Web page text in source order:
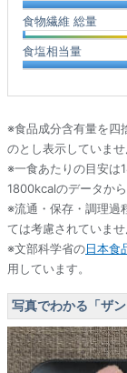
食物繊維 総量
食塩相当量
※食品成分含有量を四
のとし表示していませ
※一食あたりの目安は
1800kcalのデータから
※流通・保存・調理過
ては考慮されていませ
※文部科学省の日本食
用しています。
写真でわかる「ザ